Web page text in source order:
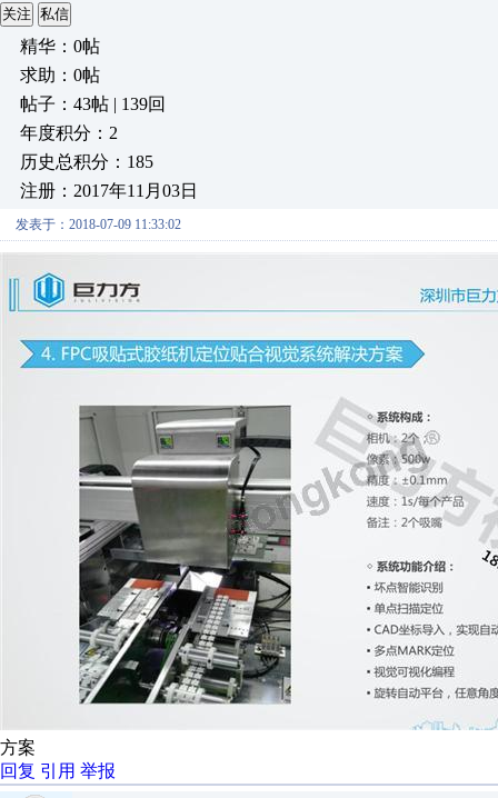
关注 私信
精华：0帖
求助：0帖
帖子：43帖 | 139回
年度积分：2
历史总积分：185
注册：2017年11月03日
发表于：2018-07-09 11:33:02
方案
回复 引用 举报